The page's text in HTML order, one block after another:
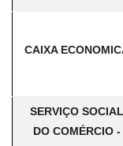
CAIXA
SERVIÇO SOCIAL
DO COMÉRCIO -